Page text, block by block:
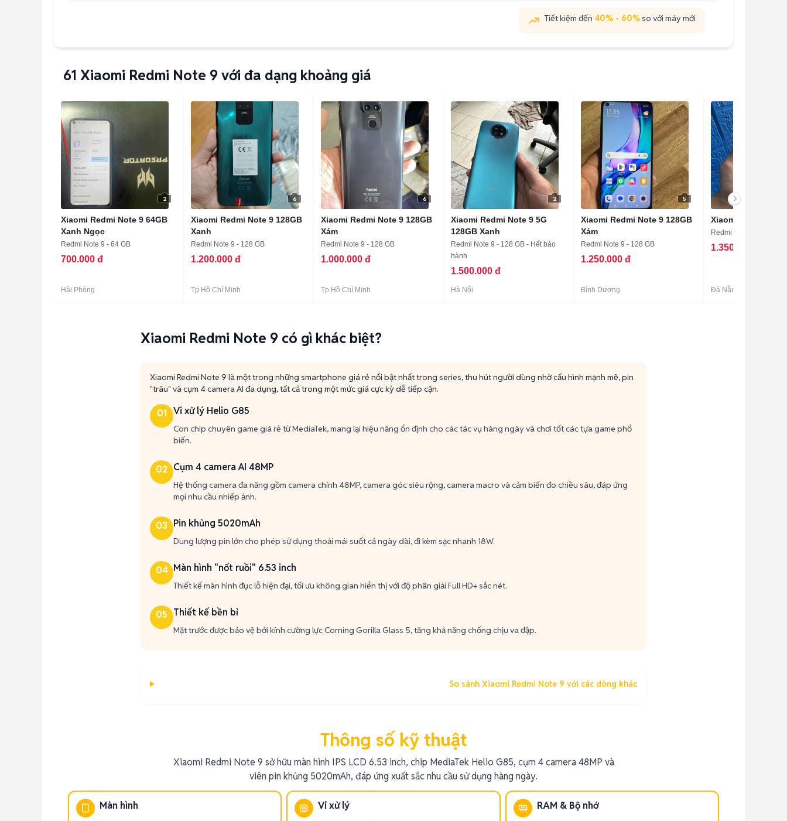
Tiết kiệm đến 40% - 60%so với máy mới
61 Xiaomi Redmi Note 9 với đa dạng khoảng giá
2
Xiaomi Redmi Note 9 64GB
Xanh Ngọc
Redmi Note 9 - 64 GB
700.000 đ
Hải Phòng
6
Xiaomi Redmi Note 9 128GB
Xanh
Redmi Note 9 - 128 GB
1.200.000 đ
Tp Hồ Chí Minh
6
Xiaomi Redmi Note 9 128GB
Xám
Redmi Note 9 - 128 GB
1.000.000 đ
Tp Hồ Chí Minh
2
Xiaomi Redmi Note 9 5G
128GB Xanh
Redmi Note 9 - 128 GB - Hết bảo
hành
1.500.000 đ
Hà Nội
5
Xiaomi Redmi Note 9 128GB
Xám
Redmi Note 9 - 128 GB
1.250.000 đ
Bình Dương
Xiaomi Redmi
Redmi Note 9 - 64 GB
1.350.000 đ
Đà Nẵng
Xiaomi Redmi Note 9 có gì khác biệt?
Xiaomi Redmi Note 9 là một trong những smartphone giá rẻ nổi bật nhất trong series, thu hút người dùng nhờ cấu hình mạnh mẽ, pin
"trâu" và cụm 4 camera AI đa dụng, tất cả trong một mức giá cực kỳ dễ tiếp cận.
01 Vi xử lý Helio G85
Con chip chuyên game giá rẻ từ MediaTek, mang lại hiệu năng ổn định cho các tác vụ hàng ngày và chơi tốt các tựa game phổ
biến.
02 Cụm 4 camera AI 48MP
Hệ thống camera đa năng gồm camera chính 48MP, camera góc siêu rộng, camera macro và cảm biến đo chiều sâu, đáp ứng
mọi nhu cầu nhiếp ảnh.
03 Pin khủng 5020mAh
Dung lượng pin lớn cho phép sử dụng thoải mái suốt cả ngày dài, đi kèm sạc nhanh 18W.
04 Màn hình "nốt ruồi" 6.53 inch
Thiết kế màn hình đục lỗ hiện đại, tối ưu không gian hiển thị với độ phân giải Full HD+ sắc nét.
05 Thiết kế bền bỉ
Mặt trước được bảo vệ bởi kính cường lực Corning Gorilla Glass 5, tăng khả năng chống chịu va đập.
So sánh Xiaomi Redmi Note 9 với các dòng khác
Thông số kỹ thuật
Xiaomi Redmi Note 9 sở hữu màn hình IPS LCD 6.53 inch, chip MediaTek Helio G85, cụm 4 camera 48MP và
viên pin khủng 5020mAh, đáp ứng xuất sắc nhu cầu sử dụng hàng ngày.
Màn hình Vi xử lý RAM & Bộ nhớ